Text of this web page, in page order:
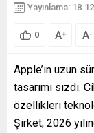
Yayınlama:
0 A+ A-
Apple’ın uzun
tasarımı sızdı.
özellikleri
Şirket, 2026